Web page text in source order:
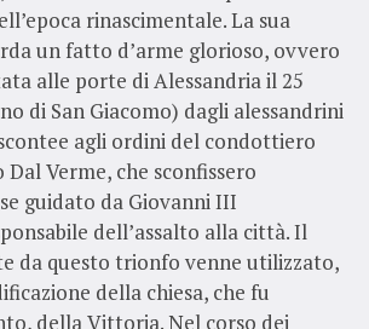
rinascimentale. La sua
un fatto d’arme glorioso, ovvero
alle porte di Alessandria il 25
di San Giacomo) dagli alessandrini
agli ordini del condottiero
Dal Verme, che sconfissero
guidato da Giovanni III
dell’assalto alla città. Il
da questo trionfo venne utilizzato,
della chiesa, che fu
della Vittoria. Nel corso dei